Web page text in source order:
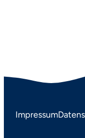
Impressum